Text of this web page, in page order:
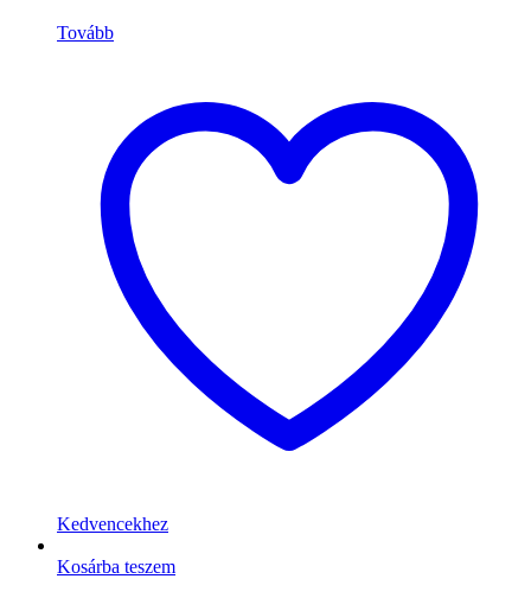
Tovább
Kedvencekhez
Kosárba teszem